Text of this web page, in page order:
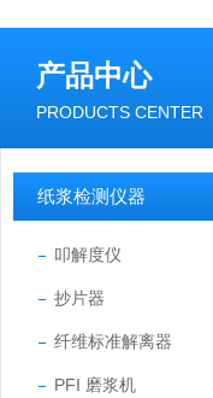
产品中心
PRODUCTS CENTER
纸浆检测仪器
叩解度仪
抄片器
纤维标准解离器
PFI 磨浆机